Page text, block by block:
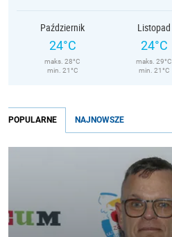
Październik
24°C
maks. 28°C
min. 21°C
Listopad
24°C
maks. 29°C
min. 21°C
POPULARNE NAJNOWSZE